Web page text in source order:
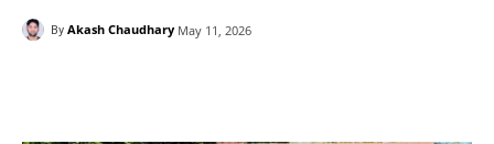
By Akash Chaudhary May 11, 2026